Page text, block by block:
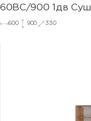
60ВС/900 1дв
600 900 330